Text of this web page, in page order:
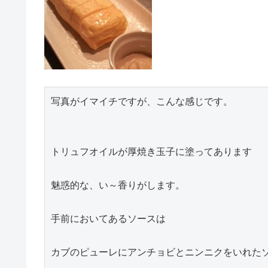
写真がイマイチですが、こんな感じです。
トリュフオイルが厚焼き玉子に塗ってあります
魅惑的な、い～香りがします。
手前においてあるソースは
カブのピューレにアンチョビとニンニクをいれた